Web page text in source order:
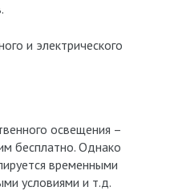
и электрического
освещения –
бесплатно. Однако
временными
условиями и т.д.